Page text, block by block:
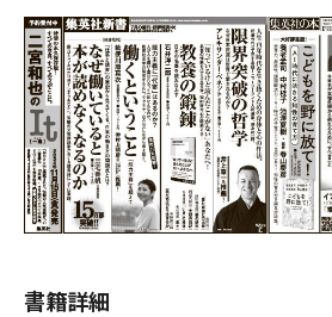
書籍詳細